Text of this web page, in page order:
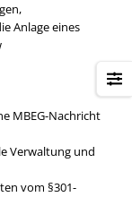
Anlage eines
MBEG-Nachricht
Verwaltung und
vom §301-